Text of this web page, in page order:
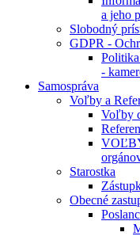
a jeho
Slobodný
GDPR -
-
Samospráva
Voľby a
Voľby
Starostka
Obecné